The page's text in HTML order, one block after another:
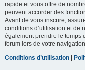
rapide et vous offre de
peuvent accorder des
Avant de vous inscrire,
conditions d’utilisation et de
également prendre le temps
forum lors de votre navigation.
Conditions d’utilisation |